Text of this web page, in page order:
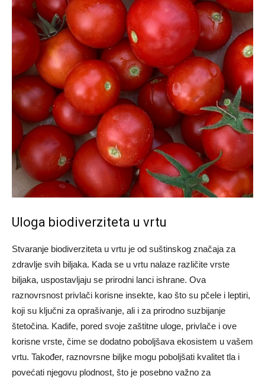
Uloga biodiverziteta u vrtu
Stvaranje biodiverziteta u vrtu je od suštinskog značaja za
zdravlje svih biljaka. Kada se u vrtu nalaze različite vrste
biljaka, uspostavljaju se prirodni lanci ishrane. Ova
raznovrsnost privlači korisne insekte, kao što su pčele i leptiri,
koji su ključni za oprašivanje, ali i za prirodno suzbijanje
štetočina. Kadife, pored svoje zaštitne uloge, privlače i ove
korisne vrste, čime se dodatno poboljšava ekosistem u vašem
vrtu. Također, raznovrsne biljke mogu poboljšati kvalitet tla i
povećati njegovu plodnost, što je posebno važno za